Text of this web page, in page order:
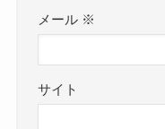
メール ※
サイト